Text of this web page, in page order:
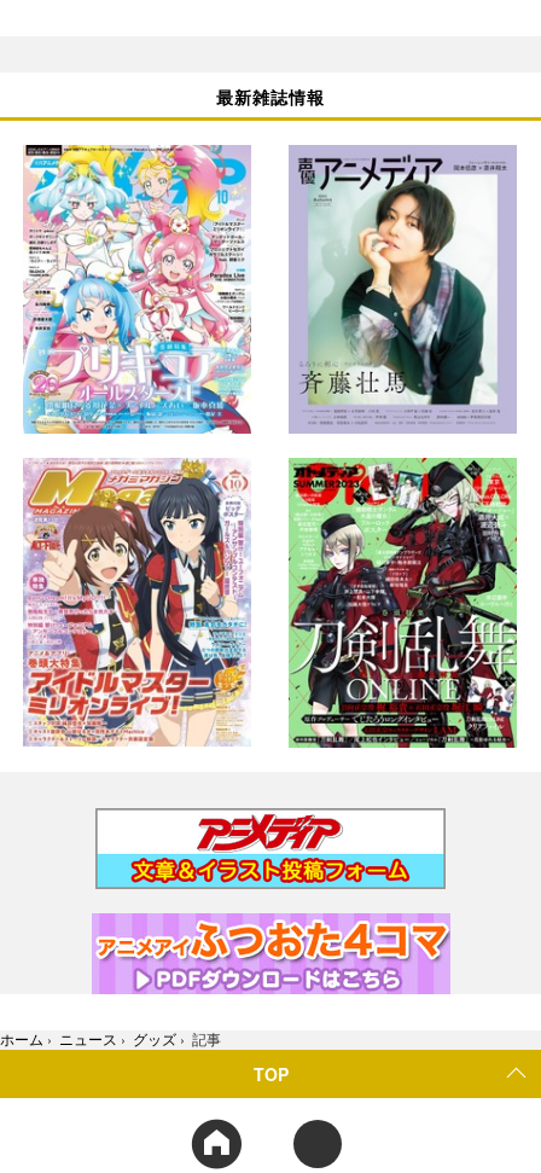
最新雑誌情報
ホーム › ニュース › グッズ › 記事
TOP